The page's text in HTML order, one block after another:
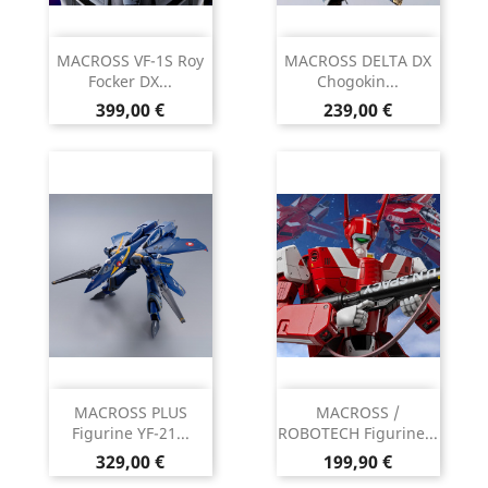
MACROSS VF-1S Roy
Focker DX...
Prix
399,00 €
MACROSS DELTA DX
Chogokin...
Prix
239,00 €
MACROSS PLUS
Figurine YF-21...
Prix
329,00 €
MACROSS /
ROBOTECH Figurine...
Prix
199,90 €